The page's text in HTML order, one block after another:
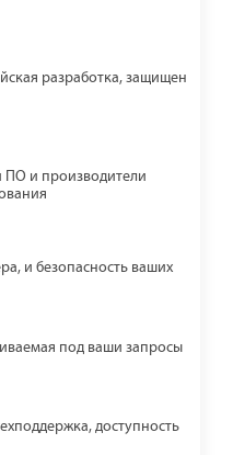
разработка, защищен
и производители
и безопасность ваших
под ваши запросы
доступность